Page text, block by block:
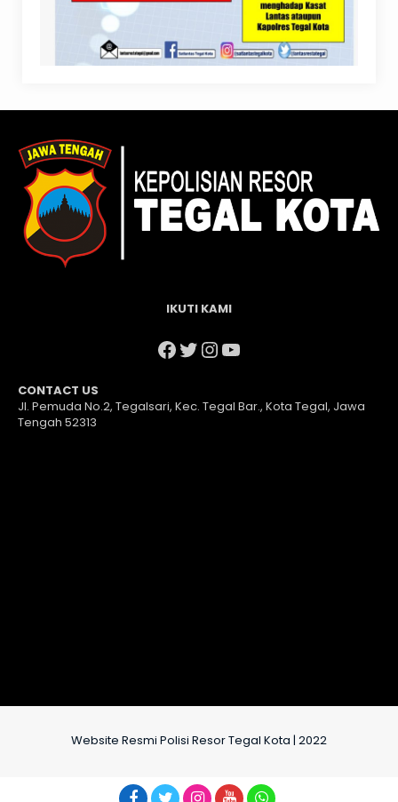
IKUTI KAMI
Facebook
Twitter
Instagram
YouTube
CONTACT US
Jl. Pemuda No.2, Tegalsari, Kec. Tegal Bar., Kota Tegal, Jawa
Tengah 52313
Website Resmi Polisi Resor Tegal Kota | 2022